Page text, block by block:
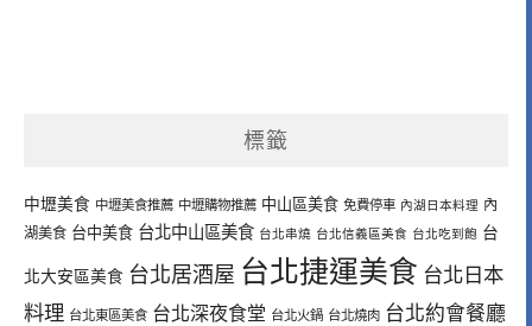
標籤
中壢美食 中壢美食推薦 中壢購物推薦 中山區美食 免費停車 內湖日本料理 內
湖美食 台中美食 台北中山區美食 台北串燒 台北信義區美食 台北吃到飽 台
北大安區美食 台北居酒屋 台北捷運美食 台北日本
料理 台北東區美食 台北深夜食堂 台北火鍋 台北燒肉 台北約會餐廳